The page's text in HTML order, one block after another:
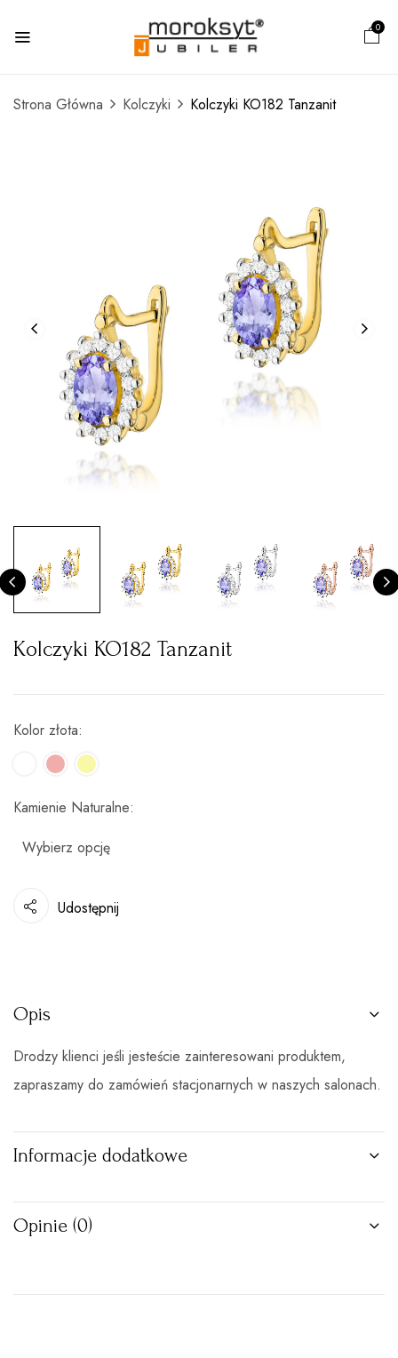
0
Strona Główna Kolczyki Kolczyki KO182 Tanzanit
Kolczyki KO182 Tanzanit
Kolor złota
Kamienie Naturalne
Udostępnij
Opis
Drodzy klienci jeśli jesteście zainteresowani produktem,
zapraszamy do zamówień stacjonarnych w naszych salonach.
Informacje dodatkowe
Opinie (0)